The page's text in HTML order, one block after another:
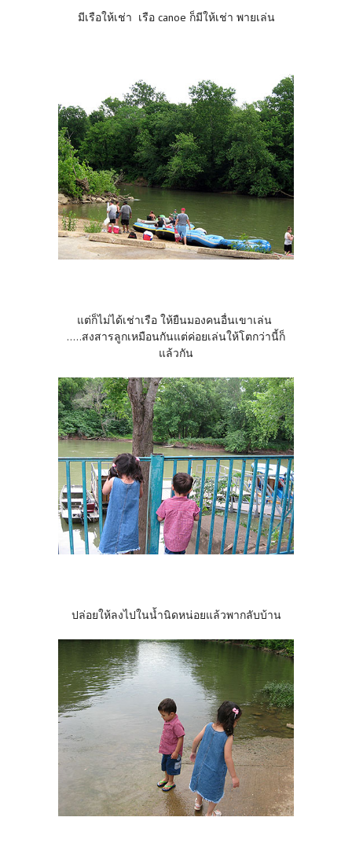
มีเรือให้เช่า เรือ canoe ก็มีให้เช่า พายเล่น
แต่ก็ไม่ได้เช่าเรือ ให้ยืนมองคนอื่นเขาเล่น
.....สงสารลูกเหมือนกันแต่ค่อยเล่นให้โตกว่านี้ก็
แล้วกัน
ปล่อยให้ลงไปในน้ำนิดหน่อยแล้วพากลับบ้าน